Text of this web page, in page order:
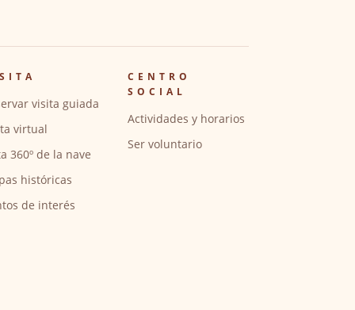
visita guiada
virtual
360º de la nave
históricas
de interés
CENTRO
SOCIAL
Actividades y horarios
Ser voluntario